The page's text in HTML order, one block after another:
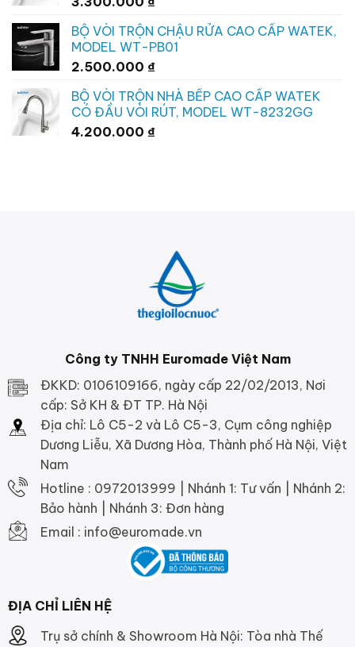
BỘ VÒI TRỘN CHẬU RỬA CAO CẤP WATEK,
MODEL WT-PB01
2.500.000 ₫
BỘ VÒI TRỘN NHÀ BẾP CAO CẤP WATEK
CÓ ĐẦU VÒI RÚT, MODEL WT-8232GG
4.200.000 ₫
Công ty TNHH Euromade Việt Nam
ĐKKD: 0106109166, ngày cấp 22/02/2013, Nơi
cấp: Sở KH & ĐT TP. Hà Nội
Địa chỉ: Lô C5-2 và Lô C5-3, Cụm công nghiệp
Dương Liễu, Xã Dương Hòa, Thành phố Hà Nội, Việt
Nam
Hotline : 0972013999 | Nhánh 1: Tư vấn | Nhánh 2:
Bảo hành | Nhánh 3: Đơn hàng
Email : info@euromade.vn
ĐỊA CHỈ LIÊN HỆ
Trụ sở chính & Showroom Hà Nội: Tòa nhà Thế